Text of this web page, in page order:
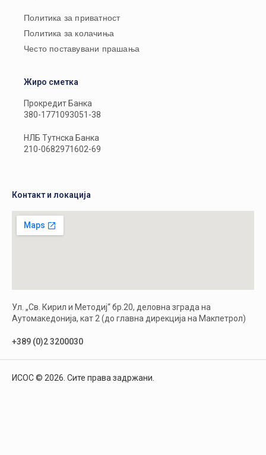
Политика за приватност
Политика за колачиња
Често поставувани прашања
Жиро сметка
Прокредит Банка
380-1771093051-38
НЛБ Тутнска Банка
210-0682971602-69
Контакт и локација
Ул. „Св. Кирил и Методиј“ бр.20, деловна зграда на
Аутомакедонија, кат 2 (до главна дирекција на Макпетрол)
+389 (0)2 3200030
ИСОС © 2026. Сите права задржани.